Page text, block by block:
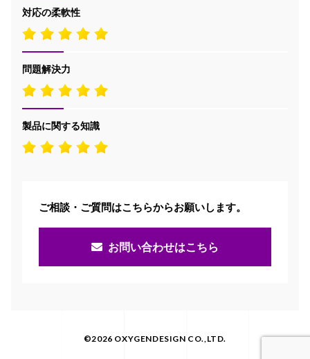
対応の柔軟性
問題解決力
製品に関する知識
ご相談・ご質問はこちらからお願いします。
お問い合わせはこちら
©2026 OXYGENDESIGN CO.,LTD.